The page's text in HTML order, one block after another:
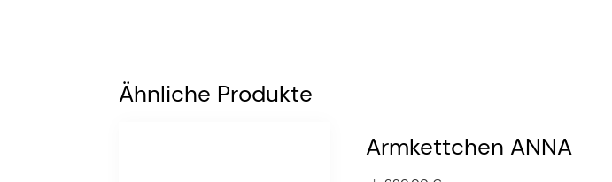
Ähnliche Produkte
Armkettchen ANNA